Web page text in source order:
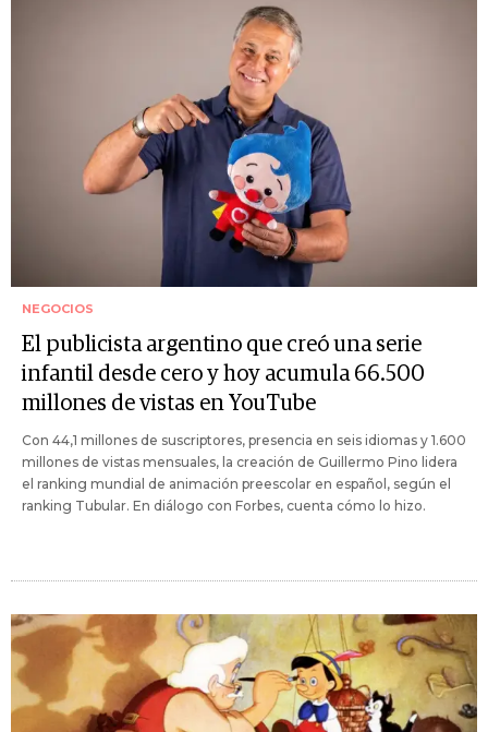
NEGOCIOS
El publicista argentino que creó una serie
infantil desde cero y hoy acumula 66.500
millones de vistas en YouTube
Con 44,1 millones de suscriptores, presencia en seis idiomas y 1.600
millones de vistas mensuales, la creación de Guillermo Pino lidera
el ranking mundial de animación preescolar en español, según el
ranking Tubular. En diálogo con Forbes, cuenta cómo lo hizo.